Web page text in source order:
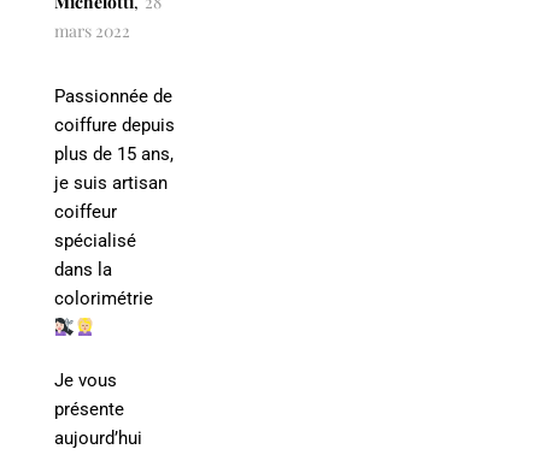
mars 2022
Passionnée de
coiffure depuis
plus de 15 ans,
je suis artisan
coiffeur
spécialisé
dans la
colorimétrie
Je vous
présente
aujourd’hui